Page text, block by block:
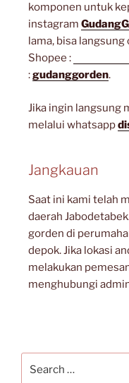
komponen untuk
instagram
lama, bisa
Shopee :
:gudanggorden.
Jika ingin langsung
melalui whatsapp
Jangkauan
Saat ini kami telah
daerah
gorden di
depok. Jika lokasi
melakukan
menghubungi